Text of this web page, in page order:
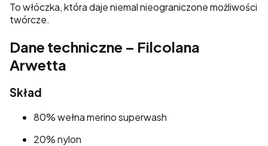
To włóczka, która daje niemal nieograniczone możliwości
twórcze.
Dane techniczne – Filcolana
Arwetta
Skład
80% wełna merino superwash
20% nylon